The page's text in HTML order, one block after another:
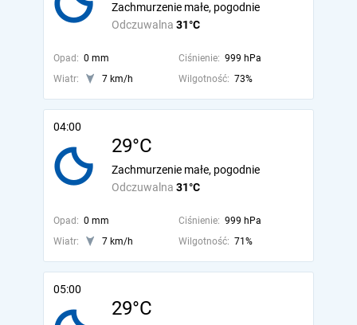
Odczuwalna 31°C
Zachmurzenie małe, pogodnie
Opad: 0 mm Ciśnienie: 999 hPa
Wiatr:
7 km/h Wilgotność: 73%
04:00
29°C
Odczuwalna 31°C
Zachmurzenie małe, pogodnie
Opad: 0 mm Ciśnienie: 999 hPa
Wiatr:
7 km/h Wilgotność: 71%
05:00
29°C